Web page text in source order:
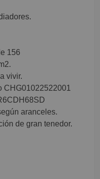
156
vivir.
CHG01022522001
aranceles.
de gran tenedor.